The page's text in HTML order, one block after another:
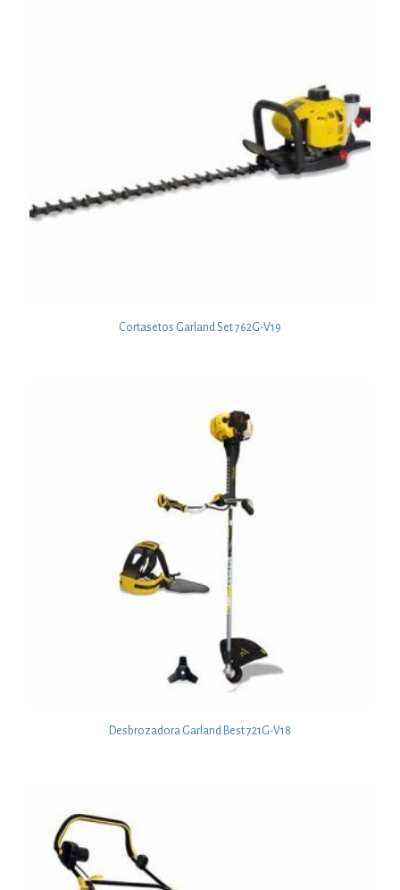
Cortasetos Garland Set 762G-V19
Desbrozadora Garland Best 721G-V18